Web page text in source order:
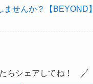
せんか？【BEYOND】
らシェアしてね！